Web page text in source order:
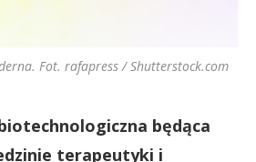
Fot. rafapress / Shutterstock.com
będąca
terapeutyki i